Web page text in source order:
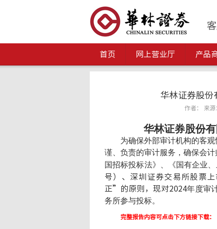
首页 网上营业厅 产品
华林证券股份
作者： 来
华林证券股份有
为确保外部审计机构的客
谨、负责的审计服务，确保会
国招标投标法》、《国有企业
号）、深圳证券交易所股票
正”的原则，现对2024年度审
务所参与投标。
完整报告内容可点击下方链接下载：